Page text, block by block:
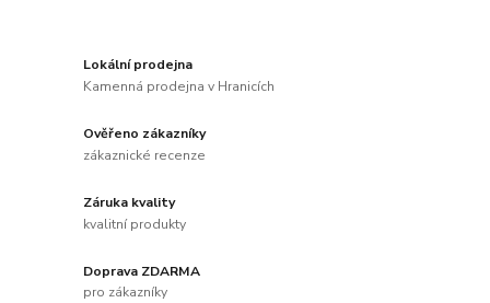
Lokální prodejna
Kamenná prodejna v Hranicích
Ověřeno zákazníky
zákaznické recenze
Záruka kvality
kvalitní produkty
Doprava ZDARMA
pro zákazníky